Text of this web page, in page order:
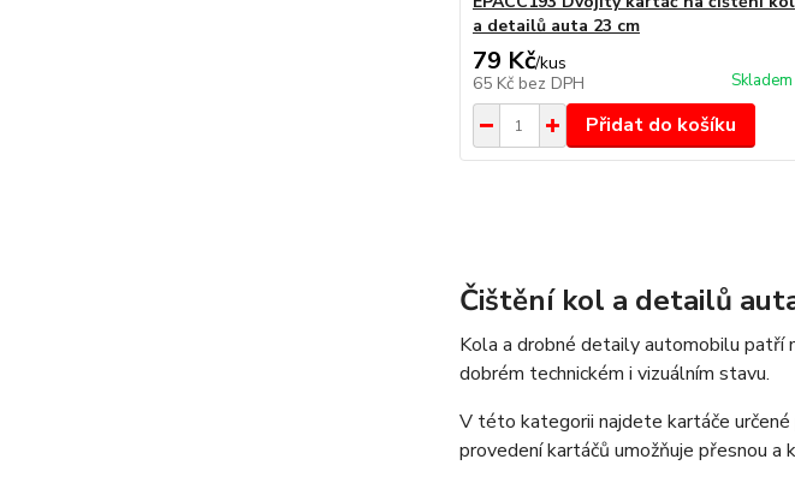
a detailů auta 23 cm
79 Kč/kus
65 Kč bez DPH Skladem
Přidat do košíku
Čištění kol a detailů
Kola a drobné detaily automobilu patří
dobrém technickém i vizuálním stavu.
V této kategorii najdete kartáče
provedení kartáčů umožňuje přesnou a